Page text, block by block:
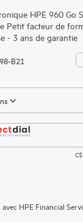
HPE 960 Go
Petit facteur de
- 3 ans de garantie
B21
HPE Financial